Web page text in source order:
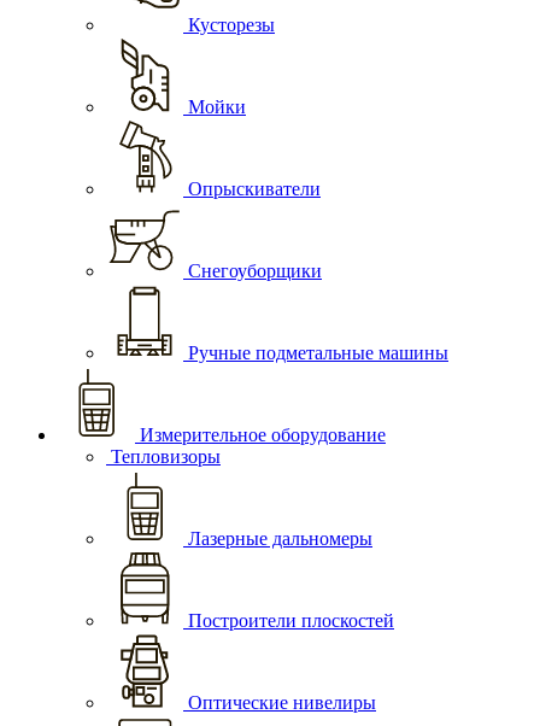
Кусторезы
Мойки
Опрыскиватели
Снегоуборщики
Ручные подметальные машины
Измерительное оборудование
Тепловизоры
Лазерные дальномеры
Построители плоскостей
Оптические нивелиры